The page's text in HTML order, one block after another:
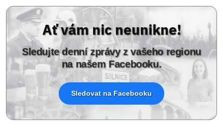
Ať vám nic neunikne!
Sledujte denní zprávy z vašeho regionu
na našem Facebooku.
Sledovat na Facebooku